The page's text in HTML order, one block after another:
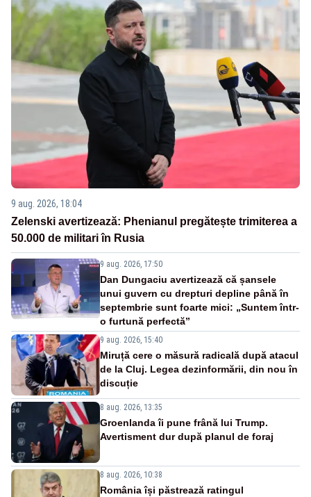
9 aug. 2026, 18:04
Zelenski avertizează: Phenianul pregătește trimiterea a
50.000 de militari în Rusia
9 aug. 2026, 17:50
Dan Dungaciu avertizează că șansele
unui guvern cu drepturi depline până în
septembrie sunt foarte mici: „Suntem într-
o furtună perfectă”
9 aug. 2026, 15:40
Miruță cere o măsură radicală după atacul
de la Cluj. Legea dezinformării, din nou în
discuție
8 aug. 2026, 13:35
Groenlanda îi pune frână lui Trump.
Avertisment dur după planul de foraj
8 aug. 2026, 10:38
România își păstrează ratingul